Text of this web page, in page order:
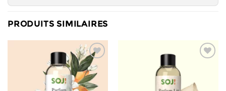
PRODUITS SIMILAIRES